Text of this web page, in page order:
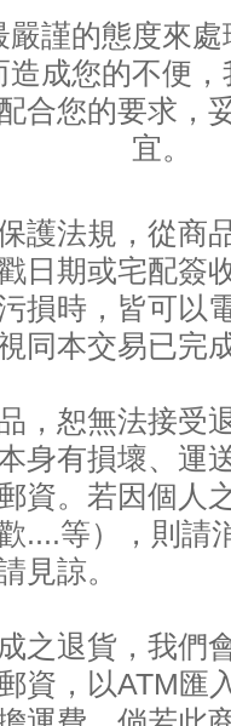
嚴謹的態度來
成您的不便
合您的要求，
宜。
護法規，從商
日期或宅配簽
損時，皆可以
同本交易已完
，恕無法接受
身有損壞、運
資。若因個人
....等），則請
見諒。
之退貨，我們
資，以ATM匯